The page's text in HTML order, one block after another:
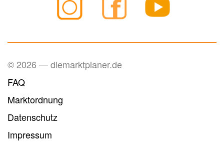
© 2026 — diemarktplaner.de
FAQ
Marktordnung
Datenschutz
Impressum